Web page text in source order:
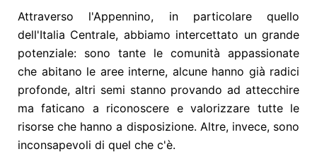
Attraverso l'Appennino, in particolare quello
dell'Italia Centrale, abbiamo intercettato un grande
potenziale: sono tante le comunità appassionate
che abitano le aree interne, alcune hanno già radici
profonde, altri semi stanno provando ad attecchire
ma faticano a riconoscere e valorizzare tutte le
risorse che hanno a disposizione. Altre, invece, sono
inconsapevoli di quel che c'è.